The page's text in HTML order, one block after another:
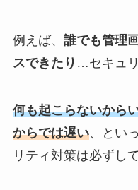
例えば、 誰でも管理
スできたり …セキュ
何も起こらないから
からでは遅い、とい
リティ対策は必ずし